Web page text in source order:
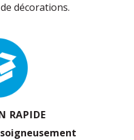
décorations.
RAPIDE
soigneusement